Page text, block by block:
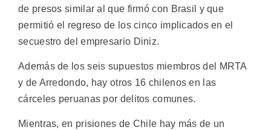
de presos similar al que firmó con Brasil y que
permitió el regreso de los cinco implicados en el
secuestro del empresario Diniz.
Además de los seis supuestos miembros del MRTA
y de Arredondo, hay otros 16 chilenos en las
cárceles peruanas por delitos comunes.
Mientras, en prisiones de Chile hay más de un